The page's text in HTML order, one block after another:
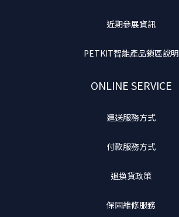
近期參展資訊
PETKIT智能產品鎖區說明
ONLINE SERVICE
運送服務方式
付款服務方式
退換貨政策
保固維修服務